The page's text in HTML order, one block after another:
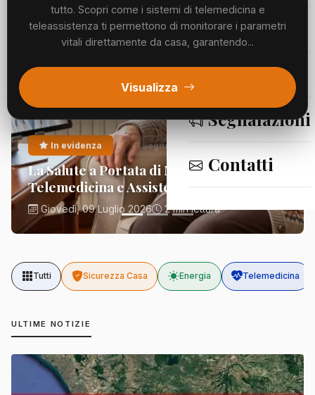
Meteo
Eventi
Segnalazioni
Contatti
tutto. Scopri come i sistemi di telemedicina e
teleassistenza ti permettono di monitorare i parametri
vitali direttamente da casa, garantendo...
Visualizza
In evidenza Segnalazioni
La Salute a Portata di Mano:
Telemedicina e Assistenza Domiciliare
Giovedì, 09 Luglio 2026 2 min lettura
Tutti Sicurezza Casa Energia Telemedicina
ULTIME NOTIZIE